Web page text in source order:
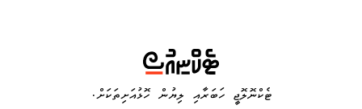
ޓެކްނޮލޮޖީ ހަބަރާއި ލިޔުން ހޮޅުއަށިތަކަށް.